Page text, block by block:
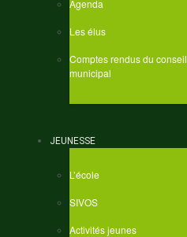
Agenda
Les élus
Comptes rendus du conseil
municipal
JEUNESSE
L’école
SIVOS
Activités jeunes